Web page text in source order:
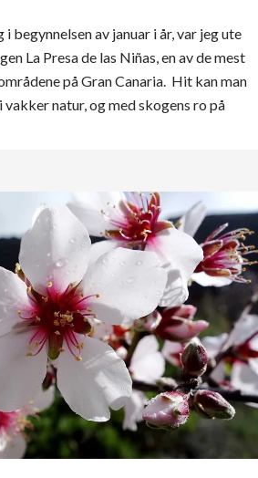
begynnelsen av januar i år, var jeg ute
La Presa de las Niñas, en av de mest
på Gran Canaria. Hit kan man
vakker natur, og med skogens ro på